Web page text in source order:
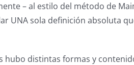
– al estilo del método de
sola definición absoluta
hubo distintas formas y